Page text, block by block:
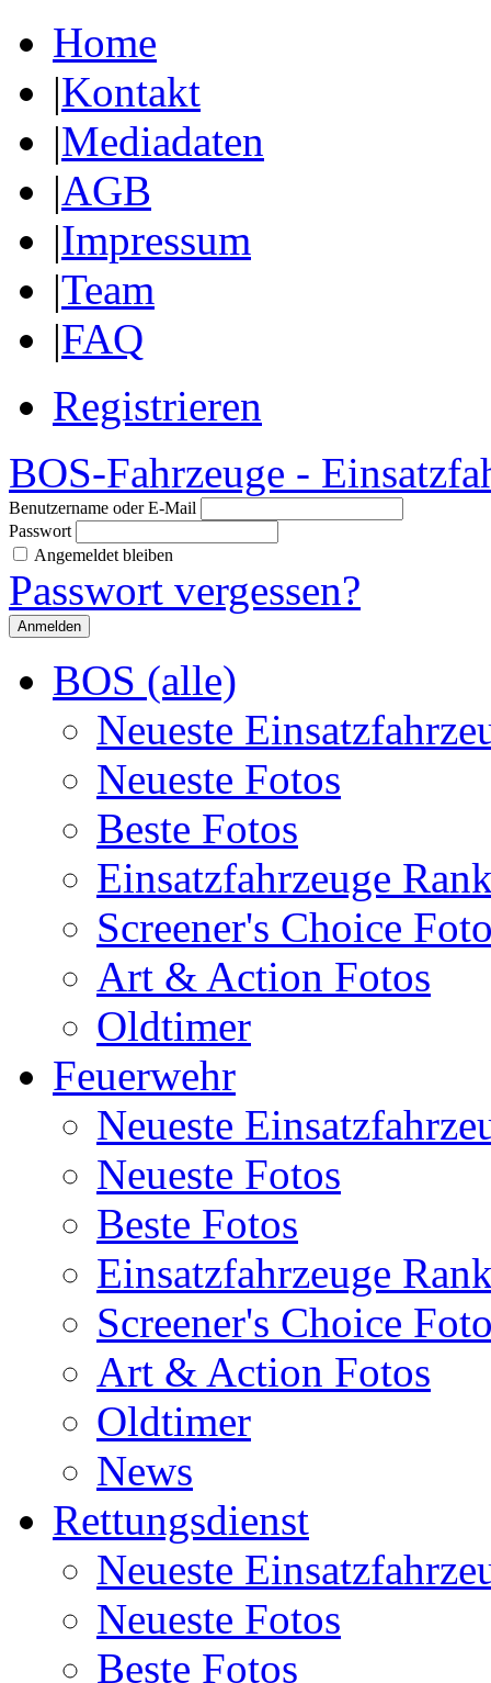
Home
|Kontakt
|Mediadaten
|AGB
|Impressum
|Team
|FAQ
Registrieren
BOS-Fahrzeuge -
Benutzername oder E-Mail
Passwort
Angemeldet bleiben
Passwort vergessen?
BOS (alle)
Neueste
Neueste Fotos
Beste Fotos
Einsatzfahrzeuge
Screener's Choice
Art & Action Fotos
Oldtimer
Feuerwehr
Neueste
Neueste Fotos
Beste Fotos
Einsatzfahrzeuge
Screener's Choice
Art & Action Fotos
Oldtimer
News
Rettungsdienst
Neueste
Neueste Fotos
Beste Fotos